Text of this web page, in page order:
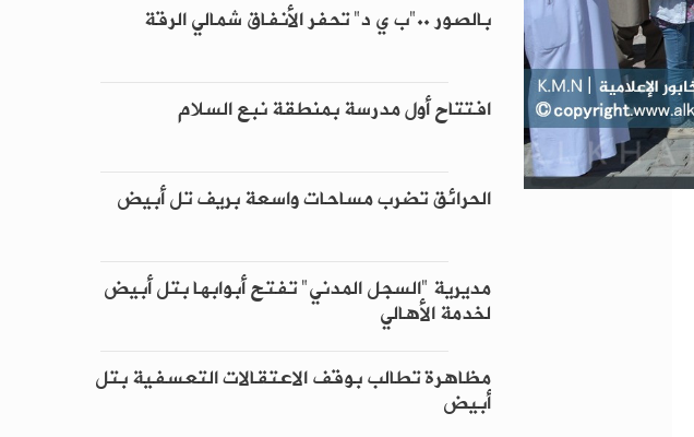
بالصور .."ب ي د" تحفر الأنفاق شمالي الرقة
افتتاح أول مدرسة بمنطقة نبع السلام
الحرائق تضرب مساحات واسعة بريف تل أبيض
مديرية "السجل المدني" تفتح أبوابها بتل أبيض
لخدمة الأهالي
مظاهرة تطالب بوقف الاعتقالات التعسفية بتل
أبيض